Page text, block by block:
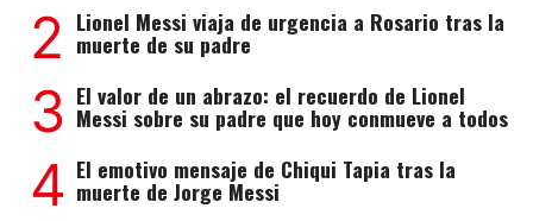
2 Lionel Messi viaja de urgencia a Rosario tras la
muerte de su padre
3 El valor de un abrazo: el recuerdo de Lionel
Messi sobre su padre que hoy conmueve a todos
4 El emotivo mensaje de Chiqui Tapia tras la
muerte de Jorge Messi